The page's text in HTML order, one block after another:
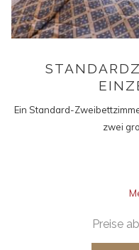
Ein Standard-
zwei
Preise